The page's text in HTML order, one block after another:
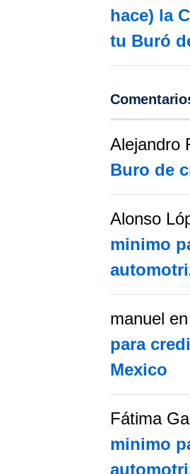
hace) la
tu Buró
Alejandro
Buro de
Alonso
minimo
manuel en
para
Mexico
Fátima
minimo